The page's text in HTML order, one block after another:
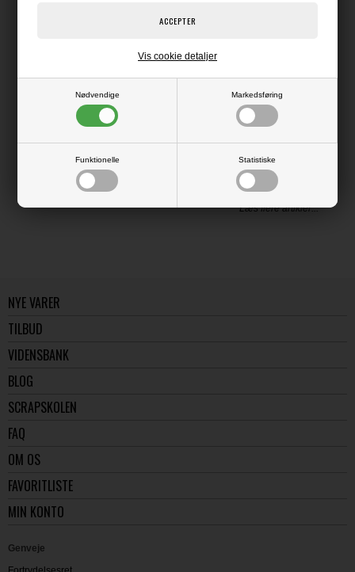
Nødvendige Markedsføring
Funktionelle Statistiske
Vis cookie detaljer
Me & My Big Ideas
Tilbehør til Happy Planner
LÆS OG BLIV INSPIRERET
Læs flere artikler...
NYE VARER
TILBUD
VIDENSBANK
BLOG
SCRAPSKOLEN
FAQ
OM OS
FAVORITLISTE
MIN KONTO
Genveje